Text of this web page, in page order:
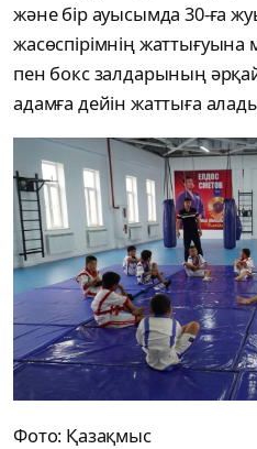
және бір ауысымда 30-ға
жасөспірімнің жаттығуына
пен бокс залдарының
адамға дейін жаттыға
Фото: Қазақмыс